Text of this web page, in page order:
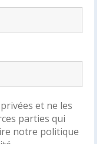
et ne les
parties qui
notre politique